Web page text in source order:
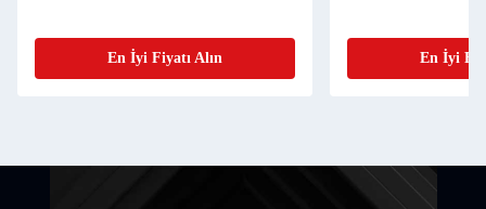
En İyi Fiyatı Alın En İyi